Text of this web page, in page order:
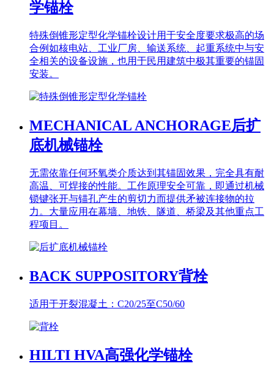
学锚栓
特殊倒锥形定型化学锚栓设计用于安全度要求极高的场
合例如核电站、工业厂房、输送系统、起重系统中与安
全相关的设备设施，也用于民用建筑中极其重要的锚固
安装。
MECHANICAL ANCHORAGE后扩
底机械锚栓
无需依靠任何环氧类介质达到其锚固效果，完全具有耐
高温、可焊接的性能。工作原理安全可靠，即通过机械
锁键张开与锚孔产生的剪切力而提供矛被连接物的拉
力。大量应用在幕墙、地铁、隧道、桥梁及其他重点工
程项目。
BACK SUPPOSITORY背栓
适用于开裂混凝土：C20/25至C50/60
HILTI HVA高强化学锚栓